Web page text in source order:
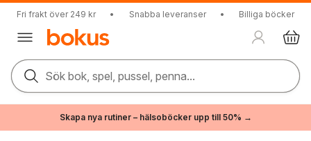
Fri frakt över 249 kr • Snabba leveranser • Billiga böcker
Sök bok, spel, pussel, penna...
Skapa nya rutiner – hälsoböcker upp till 50% →